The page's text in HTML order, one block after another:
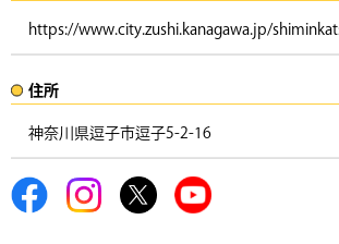
https://www.city.zushi.kanagawa.jp/
住所​​
神奈川県逗子市逗子5-2-16 ​